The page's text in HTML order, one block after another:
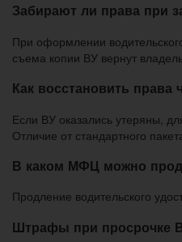
Забирают ли права при
При оформлении
съема копии ВУ вернут
Как восстановить
Если ВУ оказались утеряны,
Отличие от стандартного
В каком МФЦ можно
Продление водительского
Штрафы при просрочке